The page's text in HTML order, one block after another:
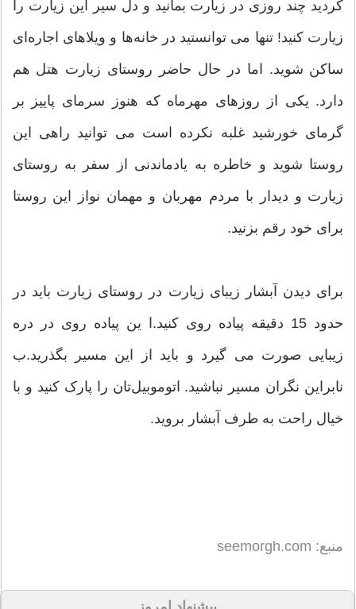
کردید چند روزی در زیارت بمانید و دل سیر این زیارت را
زیارت کنید! تنها می توانستید در خانه‌ها و ویلاهای اجاره‌ای
ساکن شوید. اما در حال حاضر روستای زیارت هتل هم
دارد. یکی از روزهای مهرماه که هنوز سرمای پاییز بر
گرمای خورشید غلبه نکرده است می توانید راهی این
روستا شوید و خاطره‌ به یادماندنی از سفر به روستای
زیارت و دیدار با مردم مهربان و مهمان نواز این روستا
برای خود رقم بزنید.
برای دیدن آبشار زیبای زیارت در روستای زیارت باید در
حدود 15 دقیقه پیاده روی کنید.ا ین پیاده روی در دره
زیبایی صورت می گیرد و باید از این مسیر بگذرید.ب
نابراین نگران مسیر نباشید. اتوموبیل‌تان را پارک کنید و با
خیال راحت به طرف آبشار بروید.
منبع: seemorgh.com